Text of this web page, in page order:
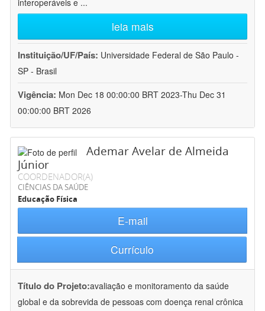
interoperáveis e ...
leia mais
Instituição/UF/País: Universidade Federal de São Paulo -
SP - Brasil
Vigência: Mon Dec 18 00:00:00 BRT 2023-Thu Dec 31
00:00:00 BRT 2026
Ademar Avelar de Almeida
Júnior
COORDENADOR(A)
CIÊNCIAS DA SAÚDE
Educação Física
E-mail
Currículo
Título do Projeto:avaliação e monitoramento da saúde
global e da sobrevida de pessoas com doença renal crônica